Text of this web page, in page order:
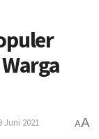
Juni 2021 AA